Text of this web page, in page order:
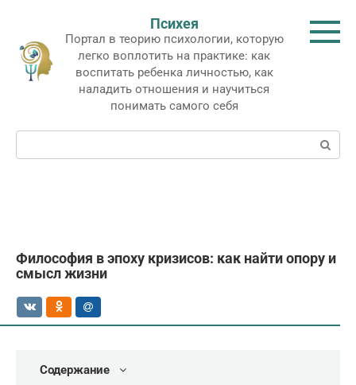
контенту
Психея
Портал в теорию психологии, которую
легко воплотить на практике: как
воспитать ребенка личностью, как
наладить отношения и научиться
понимать самого себя
Поиск:
Философия в эпоху кризисов: как найти опору и
смысл жизни
Содержание